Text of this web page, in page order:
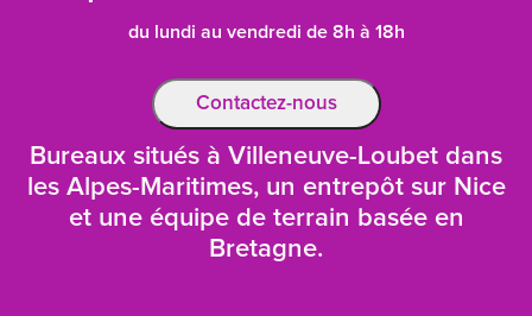
du lundi au vendredi de 8h à 18h
Contactez-nous
Bureaux situés à Villeneuve-Loubet dans
les Alpes-Maritimes, un entrepôt sur Nice
et une équipe de terrain basée en
Bretagne.